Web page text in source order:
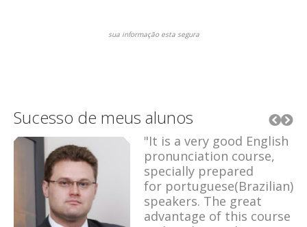
sua informação esta segura
Sucesso de meus alunos
"It is a very good English
pronunciation course,
specially prepared
for portuguese(Brazilian)
speakers. The great
advantage of this course